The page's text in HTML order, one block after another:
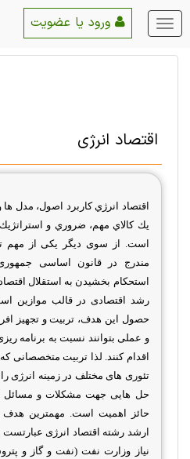
منو
اصلی
اقتصاد انرژی
اقتصاد انرژي كاربرد اصول، مدل ها
يك كالاي مهم، ضروري و
است. از سوی دیگر یکی از مهم
مندرج در قانون اساسی
استحکام بخشیدن به استقلال
رشد اقتصادی در قالب موازین
حصول این هدف، تربیت و تجهیز
و عملی بتوانند نسبت به برنامه
اقدام کنند. لذا تربیت متخصصانی
تئوری های مختلف در زمینه انرژی را
حل هایی جهت مشکلات و مسائل
حائز اهمیت است. مهمترین هدف
ارشد رشته اقتصاد انرژی عبارتست
نیاز وزارت نفت (نفت و گاز و